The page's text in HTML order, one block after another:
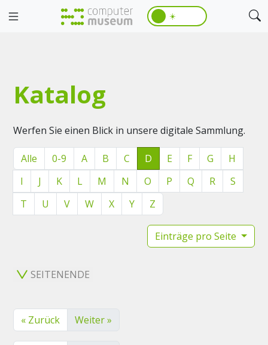
☀️
Katalog
Werfen Sie einen Blick in unsere digitale Sammlung.
Alle 0-9 A B C D E F G
H
I
J K L M N O P Q R
S
T
U V W X Y Z
Einträge pro Seite
SEITENENDE
« Zurück Weiter »